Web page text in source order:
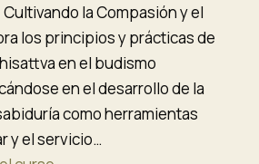
la Compasión y el
los principios y prácticas de
en el budismo
en el desarrollo de la
como herramientas
y el servicio…